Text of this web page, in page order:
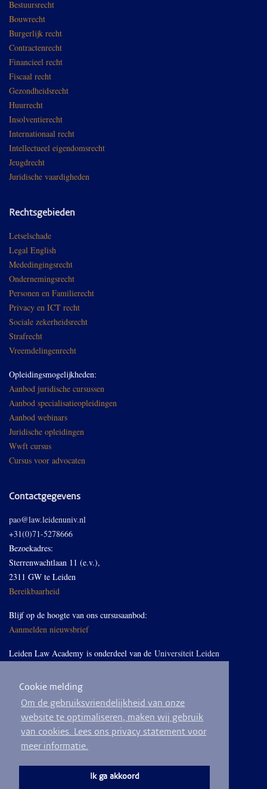
Cookie melding
Om de gebruiksvriendelijkheid van onze
website te optimaliseren, maken wij gebruik
van cookies. Lees ons privacy statement voor
meer informatie.
Ik ga akkoord
Bestuursrecht
Bouwrecht
Burgerlijk recht
Contractenrecht
Financieel recht
Fiscaal recht
Gezondheidsrecht
Huurrecht
Insolventierecht
Internationaal recht
Intellectueel eigendomsrecht
Jeugdrecht
Juridische vaardigheden
Rechtsgebieden
Letselschade
Legal English
Mededingingsrecht
Ondernemingsrecht
Personen en Familierecht
Privacy en ICT recht
Sociale zekerheidsrecht
Strafrecht
Vreemdelingenrecht
Opleidingsmogelijkheden:
Aanbod juridische cursussen
Aanbod specialisatieopleidingen
Aanbod webinars
Juridische opleidingen
Wwft cursus
Cursus voor advocaten
Contactgegevens
pao@law.leidenuniv.nl
+31(0)71-5278666
Bezoekadres:
Sterrenwachtlaan 11 (e.v.),
2311 GW te Leiden
Bereikbaarheid
Blijf op de hoogte van ons cursusaanbod:
Aanmelden nieuwsbrief
Leiden Law Academy is onderdeel van de Universiteit Leiden
Volg ons op LinkedIn
© 2026
Privacyverklaring
Algemene voorwaarden
Sitemap